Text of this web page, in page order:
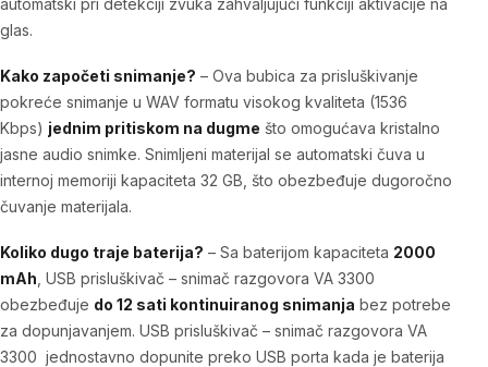
glas.
Kako započeti snimanje? – Ova bubica za prisluškivanje
pokreće snimanje u WAV formatu visokog kvaliteta (1536
Kbps) jednim pritiskom na dugme što omogućava kristalno
jasne audio snimke. Snimljeni materijal se automatski čuva u
internoj memoriji kapaciteta 32 GB, što obezbeđuje dugoročno
čuvanje materijala.
Koliko dugo traje baterija? – Sa baterijom kapaciteta 2000
mAh USB prisluškivač – snimač razgovora VA 3300
obezbeđuje do 12 sati kontinuiranog snimanja bez potrebe
za dopunjavanjem. USB prisluškivač – snimač razgovora VA
3300 jednostavno dopunite preko USB porta kada je baterija